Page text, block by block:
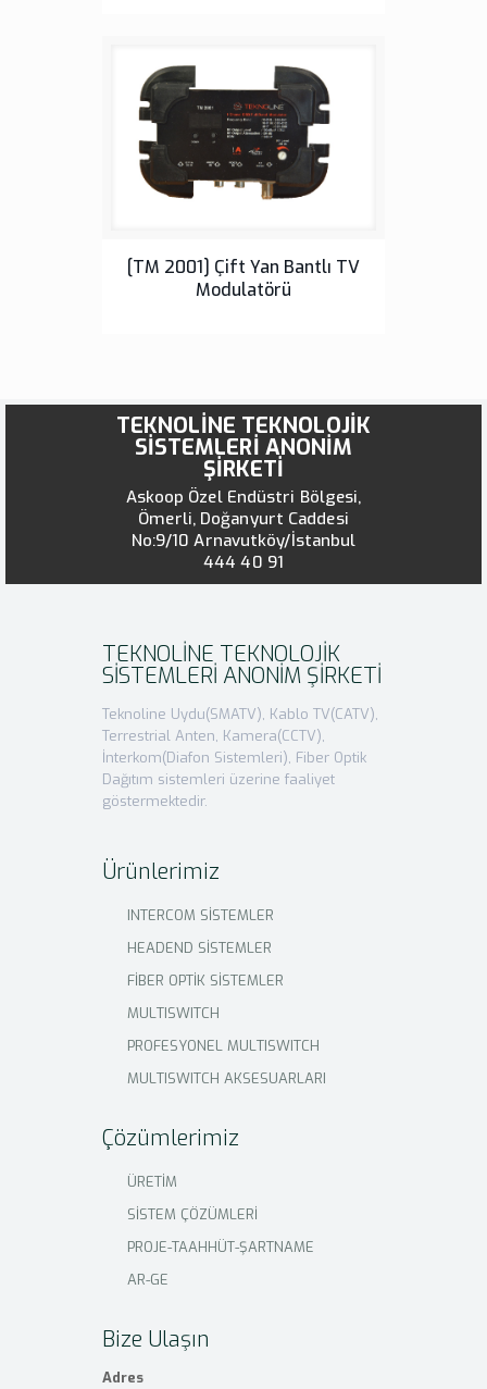
Çift Yan Bantlı TV Modülatörleri
[TM 2001] Çift Yan Bantlı TV
Modulatörü
TEKNOLİNE TEKNOLOJİK
SİSTEMLERİ ANONİM
ŞİRKETİ
Askoop Özel Endüstri Bölgesi,
Ömerli, Doğanyurt Caddesi
No:9/10 Arnavutköy/İstanbul
444 40 91
TEKNOLİNE TEKNOLOJİK
SİSTEMLERİ ANONİM ŞİRKETİ
Teknoline Uydu(SMATV), Kablo TV(CATV),
Terrestrial Anten, Kamera(CCTV),
İnterkom(Diafon Sistemleri), Fiber Optik
Dağıtım sistemleri üzerine faaliyet
göstermektedir.
Ürünlerimiz
INTERCOM SİSTEMLER
HEADEND SİSTEMLER
FİBER OPTİK SİSTEMLER
MULTISWITCH
PROFESYONEL MULTISWITCH
MULTISWITCH AKSESUARLARI
Çözümlerimiz
ÜRETİM
SİSTEM ÇÖZÜMLERİ
PROJE-TAAHHÜT-ŞARTNAME
AR-GE
Bize Ulaşın
Adres